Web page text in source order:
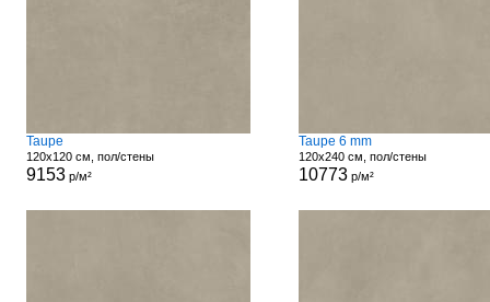
Taupe
120x120 см, пол/стены
9153р/м²
Taupe 6 mm
120x240 см, пол/стены
10773р/м²